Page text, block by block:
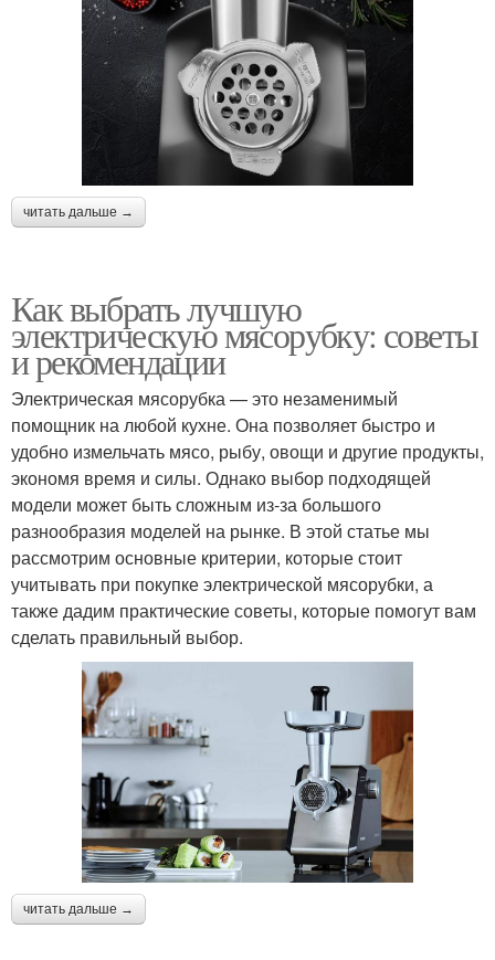
читать дальше →
Как выбрать лучшую
электрическую мясорубку: советы
и рекомендации
Электрическая мясорубка — это незаменимый
помощник на любой кухне. Она позволяет быстро и
удобно измельчать мясо, рыбу, овощи и другие продукты,
экономя время и силы. Однако выбор подходящей
модели может быть сложным из-за большого
разнообразия моделей на рынке. В этой статье мы
рассмотрим основные критерии, которые стоит
учитывать при покупке электрической мясорубки, а
также дадим практические советы, которые помогут вам
сделать правильный выбор.
читать дальше →